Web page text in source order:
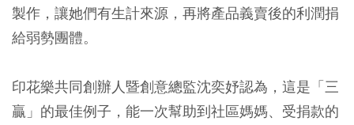
製作，讓她們有生計來源，再將產品義賣後的利潤捐
給弱勢團體。
印花樂共同創辦人暨創意總監沈奕妤認為，這是「三
贏」的最佳例子，能一次幫助到社區媽媽、受捐款的